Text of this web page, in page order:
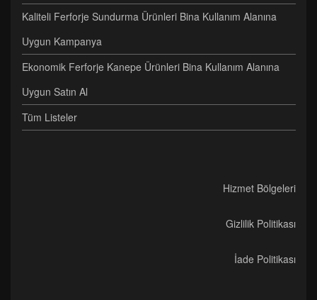
Kaliteli Ferforje Sundurma Ürünleri Bina Kullanım Alanına
Uygun Kampanya
Ekonomik Ferforje Kanepe Ürünleri Bina Kullanım Alanına
Uygun Satın Al
Tüm Listeler
Hizmet Bölgeleri
Gizlilik Politikası
İade Politikası